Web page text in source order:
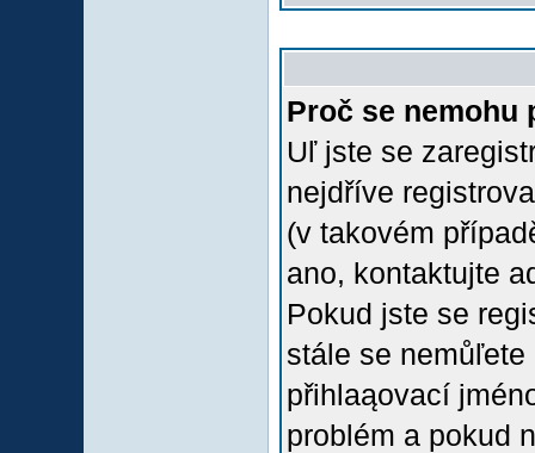
Proč se nemohu
Uľ jste se
nejdříve
(v takovém
ano, kontaktujte
Pokud jste se
stále se
přihlaąovací
problém a pokud